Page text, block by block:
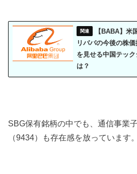
【BABA】米
リババの今後の株
を見せる中国テッ
は？
SBG保有銘柄の中でも、通信事業
（9434）も存在感を放っています。